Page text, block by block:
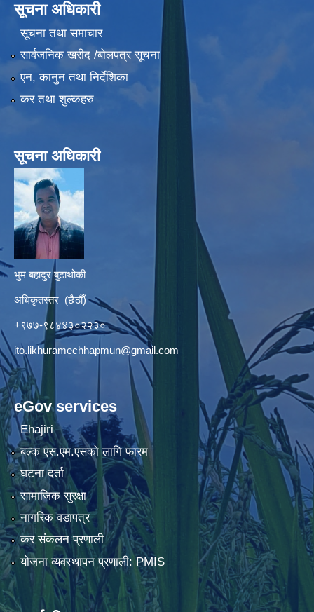
सूचना अधिकारी
सूचना तथा समाचार
सार्वजनिक खरीद /बोलपत्र सूचना
एन, कानुन तथा निर्देशिका
कर तथा शुल्कहरु
सूचना अधिकारी
भुम बहादुर बुढाथोकी
अधिकृतस्तर (छैठौँ)
+९७७-९८४४३०२२३०
ito.likhuramechhapmun@gmail.com
eGov services
Ehajiri
बल्क एस.एम.एसको लागि फारम
घटना दर्ता
सामाजिक सुरक्षा
नागरिक वडापत्र
कर संकलन प्रणाली
योजना व्यवस्थापन प्रणाली: PMIS